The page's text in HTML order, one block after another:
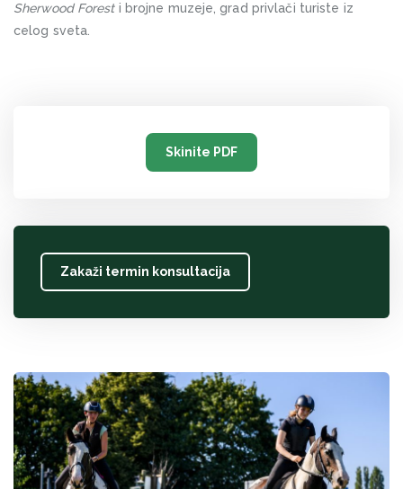
Oxford Royale
Alpadia Language Schools
RGS Surrey Hills Summer School
NOTINGEM
Samiad, Trent College
OKSFORD
Oxford Royale
OSWESTRY
OUKAM
Michael Owen's Red Stars Football School
Sherwood Foresti brojne muzeje, grad privlači turiste iz
celog sveta.
Skinite PDF
Zakaži termin konsultacija